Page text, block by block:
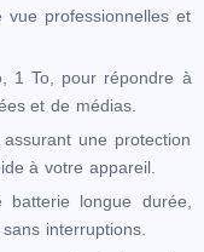
vue professionnelles et
1 To, pour répondre à
et de médias.
une protection
à votre appareil.
longue durée,
interruptions.